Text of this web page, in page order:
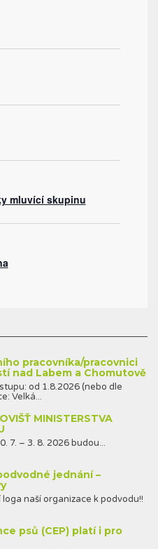
mluvící skupinu
pracovníka/pracovnici
nad Labem a Chomutově
od 1.8.2026 (nebo dle
Velká...
MINISTERSTVA
7. – 3. 8. 2026 budou...
jednání –
naší organizace k podvodu!!
psů (CEP) platí i pro